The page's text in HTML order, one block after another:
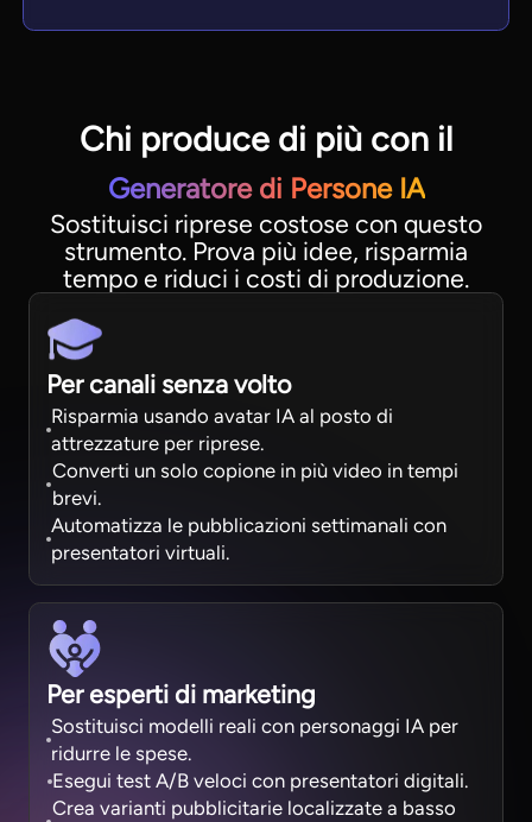
Chi produce di più con il
Generatore di Persone IA
Sostituisci riprese costose con questo
strumento. Prova più idee, risparmia
tempo e riduci i costi di produzione.
Per canali senza volto
Risparmia usando avatar IA al posto di
attrezzature per riprese.
Converti un solo copione in più video in tempi
brevi.
Automatizza le pubblicazioni settimanali con
presentatori virtuali.
Per esperti di marketing
Sostituisci modelli reali con personaggi IA per
ridurre le spese.
Esegui test A/B veloci con presentatori digitali.
Crea varianti pubblicitarie localizzate a basso